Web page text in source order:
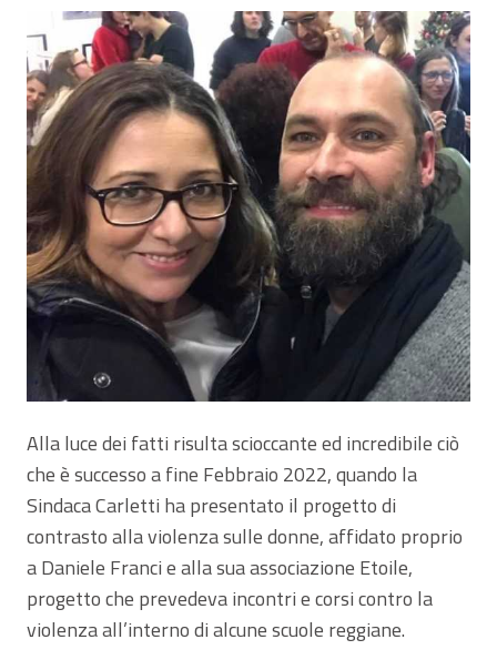
Alla luce dei fatti risulta scioccante ed incredibile ciò
che è successo a fine Febbraio 2022, quando la
Sindaca Carletti ha presentato il progetto di
contrasto alla violenza sulle donne, affidato proprio
a Daniele Franci e alla sua associazione Etoile,
progetto che prevedeva incontri e corsi contro la
violenza all’interno di alcune scuole reggiane.